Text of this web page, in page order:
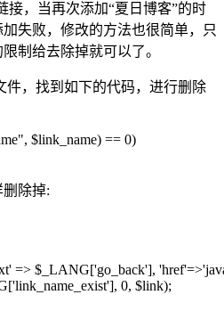
接，当再次添加“夏日博客”的时
失败，修改的方法也很简单，只
制给去除掉就可以了。
件，找到如下的代码，进行删除
, $link_name) == 0)
除掉:
=> $_LANG['go_back'],
['link_name_exist'], 0, $link);